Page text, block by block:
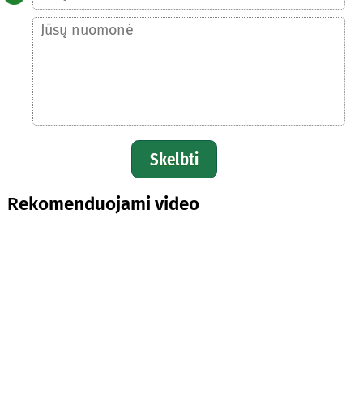
Skelbti
Rekomenduojami video